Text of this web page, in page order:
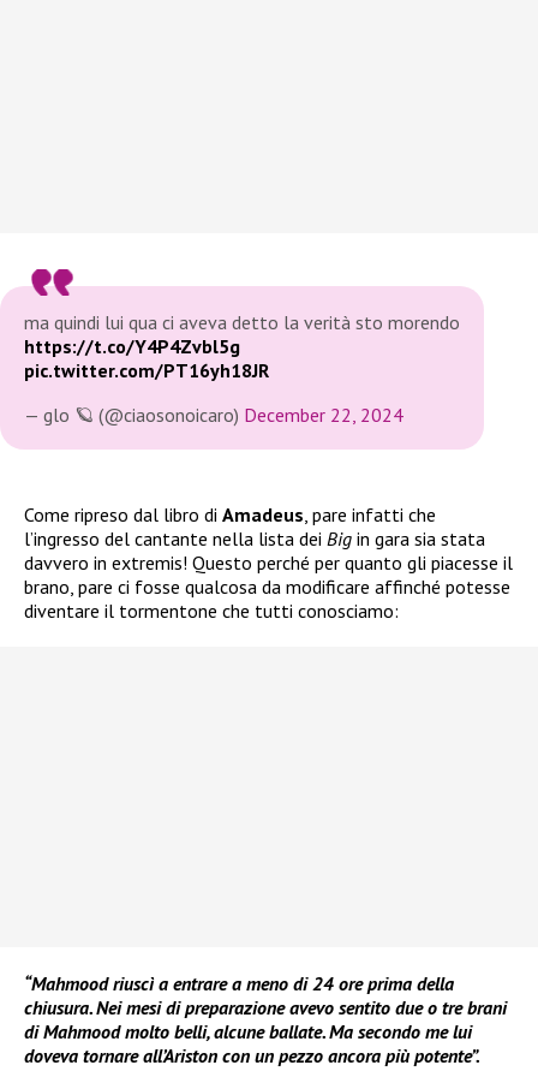
ma quindi lui qua ci aveva detto la verità sto morendo
https://t.co/Y4P4Zvbl5g
pic.twitter.com/PT16yh18JR
— glo 🪐 (@ciaosonoicaro) December 22, 2024
Come ripreso dal libro di Amadeus , pare infatti che
l’ingresso del cantante nella lista dei Big in gara sia stata
davvero in extremis! Questo perché per quanto gli piacesse il
brano, pare ci fosse qualcosa da modificare affinché potesse
diventare il tormentone che tutti conosciamo:
“Mahmood riuscì a entrare a meno di 24 ore prima della
chiusura. Nei mesi di preparazione avevo sentito due o tre brani
di Mahmood molto belli, alcune ballate. Ma secondo me lui
doveva tornare all’Ariston con un pezzo ancora più potente”.